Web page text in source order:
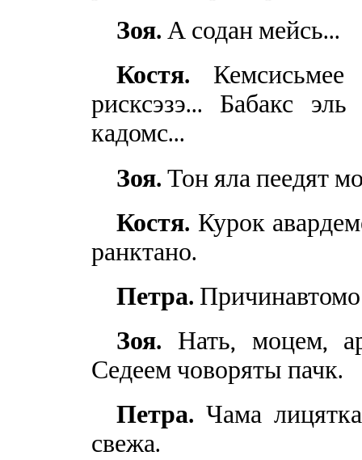
Зоя. А содан мейсь...
Костя. Кемсисьмее
рисксэзэ... Бабакс
кадомс...
Зоя. Тон яла пеедят
Костя. Курок
ранктано.
Петра.
Зоя. Нать, моцем,
Седеем човоряты пачк.
Петра. Чама
свежа.